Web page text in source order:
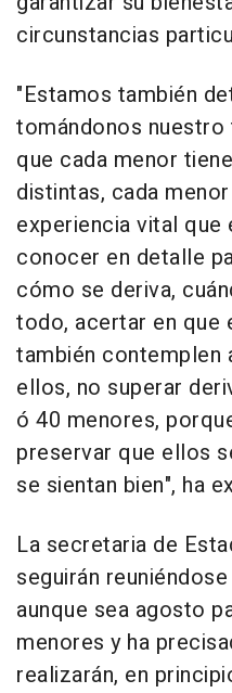
circunstancias
"Estamos también
tomándonos
que cada menor
distintas, cada
experiencia vital que
conocer en detalle
cómo se deriva,
todo, acertar en que
también contemplen
ellos, no superar
ó 40 menores,
preservar que ellos
se sientan bien", ha
La secretaria de
seguirán
aunque sea agosto
menores y ha
realizarán, en